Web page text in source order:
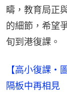
疇，教育局正
的細節，希望
旬到港復課。
【高小復課
隔板中再相見